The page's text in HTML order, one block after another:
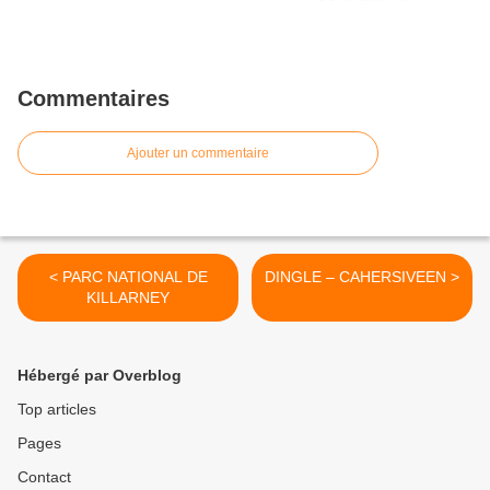
Commentaires
Ajouter un commentaire
< PARC NATIONAL DE
KILLARNEY
DINGLE – CAHERSIVEEN >
Hébergé par Overblog
Top articles
Pages
Contact